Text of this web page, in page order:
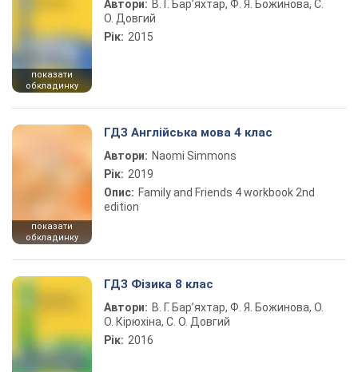
показати
обкладинку
Автори: В. Г. Бар’яхтар, Ф. Я. Божинова, С.
О. Довгий
Рік: 2015
показати
обкладинку
ГДЗ Англійська мова 4 клас
Автори: Naomi Simmons
Рік: 2019
Опис: Family and Friends 4 workbook 2nd
edition
ГДЗ Фізика 8 клас
Автори: В. Г. Бар’яхтар, Ф. Я. Божинова, О.
О. Кірюхіна, С. О. Довгий
Рік: 2016